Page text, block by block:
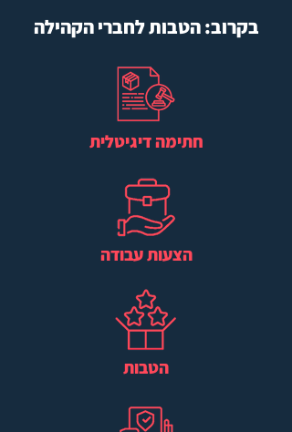
בקרוב: הטבות לחברי הקהילה
חתימה דיגיטלית
הצעות עבודה
הטבות